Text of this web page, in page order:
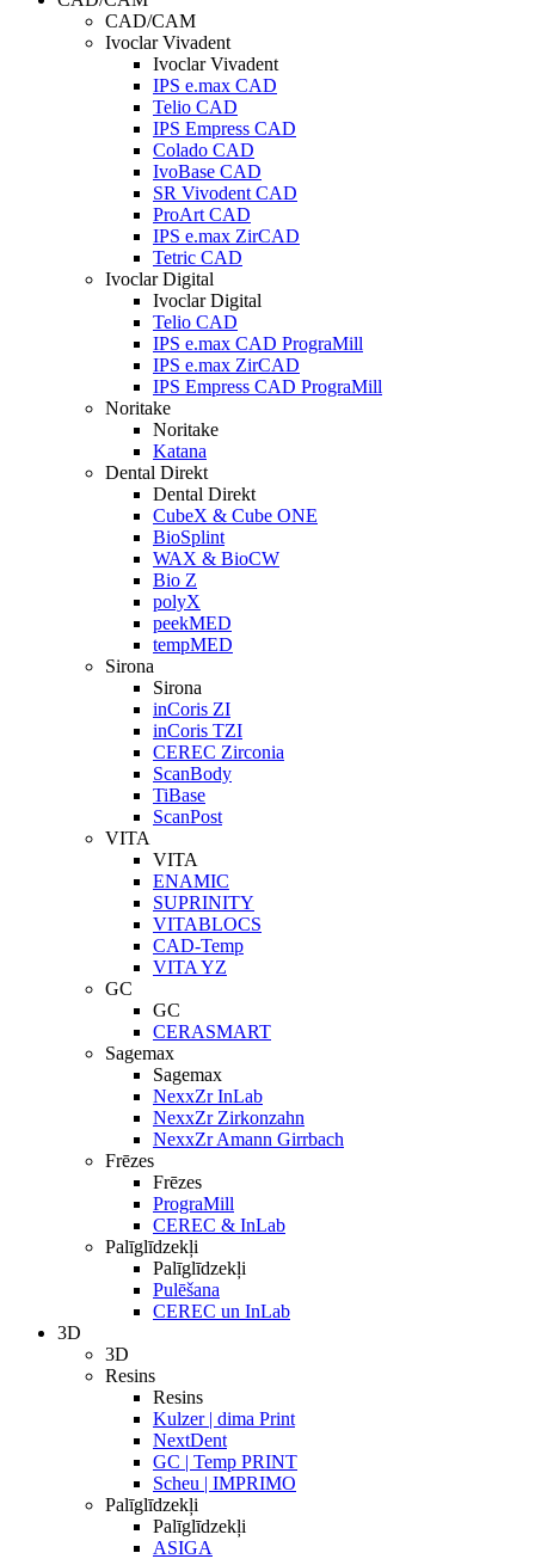
CAD/CAM
Ivoclar Vivadent
Ivoclar Vivadent
IPS e.max CAD
Telio CAD
IPS Empress CAD
Colado CAD
IvoBase CAD
SR Vivodent CAD
ProArt CAD
IPS e.max ZirCAD
Tetric CAD
Ivoclar Digital
Ivoclar Digital
Telio CAD
IPS e.max CAD PrograMill
IPS e.max ZirCAD
IPS Empress CAD PrograMill
Noritake
Noritake
Katana
Dental Direkt
Dental Direkt
CubeX & Cube ONE
BioSplint
WAX & BioCW
Bio Z
polyX
peekMED
tempMED
Sirona
Sirona
inCoris ZI
inCoris TZI
CEREC Zirconia
ScanBody
TiBase
ScanPost
VITA
VITA
ENAMIC
SUPRINITY
VITABLOCS
CAD-Temp
VITA YZ
GC
GC
CERASMART
Sagemax
Sagemax
NexxZr InLab
NexxZr Zirkonzahn
NexxZr Amann Girrbach
Frēzes
Frēzes
PrograMill
CEREC & InLab
Palīglīdzekļi
Palīglīdzekļi
Pulēšana
CEREC un InLab
3D
3D
Resins
Resins
Kulzer | dima Print
NextDent
GC | Temp PRINT
Scheu | IMPRIMO
Palīglīdzekļi
Palīglīdzekļi
ASIGA